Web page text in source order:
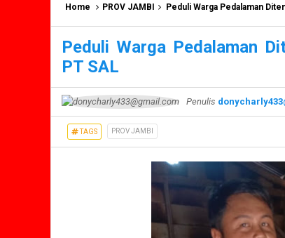
Home PROV JAMBI Peduli Warga Pedalaman
Peduli Warga Pedalaman
PT SAL
Penulis
TAGS PROV JAMBI